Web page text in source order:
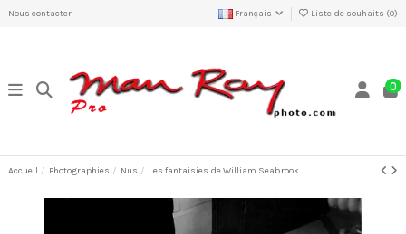
Nous contacter Français Liste de souhaits (0)
0
Accueil Photographies Nus Les fantaisies de William Seabrook